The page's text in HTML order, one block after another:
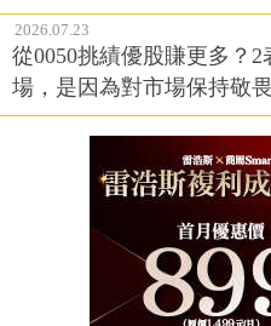
2026.07.23
從0050挑績優股賺更多？
場，是因為對市場保持敬畏